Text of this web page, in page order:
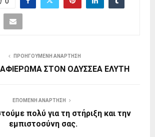
ΠΡΟΗΓΟΎΜΕΝΗ ΑΝΆΡΤΗΣΗ
ΣΤΟΝ ΟΔΥΣΣΕΑ ΕΛΥΤΗ
ΕΠΌΜΕΝΗ ΑΝΆΡΤΗΣΗ
πολύ για τη στήριξη και την
εμπιστοσύνη σας.